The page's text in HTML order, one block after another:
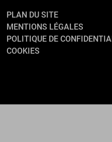
PLAN DU SITE
MENTIONS LÉGALES
POLITIQUE DE
COOKIES